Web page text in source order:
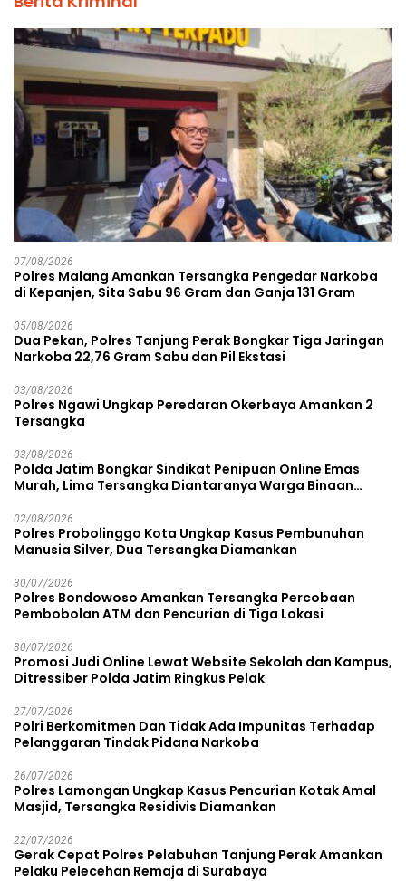
07/08/2026
Polres Malang Amankan Tersangka Pengedar Narkoba
di Kepanjen, Sita Sabu 96 Gram dan Ganja 131 Gram
05/08/2026
Dua Pekan, Polres Tanjung Perak Bongkar Tiga Jaringan
Narkoba 22,76 Gram Sabu dan Pil Ekstasi
03/08/2026
Polres Ngawi Ungkap Peredaran Okerbaya Amankan 2
Tersangka
03/08/2026
Polda Jatim Bongkar Sindikat Penipuan Online Emas
Murah, Lima Tersangka Diantaranya Warga Binaan
02/08/2026
Polres Probolinggo Kota Ungkap Kasus Pembunuhan
Manusia Silver, Dua Tersangka Diamankan
30/07/2026
Polres Bondowoso Amankan Tersangka Percobaan
Pembobolan ATM dan Pencurian di Tiga Lokasi
30/07/2026
Promosi Judi Online Lewat Website Sekolah dan Kampus,
Ditressiber Polda Jatim Ringkus Pelak
27/07/2026
Polri Berkomitmen Dan Tidak Ada Impunitas Terhadap
Pelanggaran Tindak Pidana Narkoba
26/07/2026
Polres Lamongan Ungkap Kasus Pencurian Kotak Amal
Masjid, Tersangka Residivis Diamankan
22/07/2026
Gerak Cepat Polres Pelabuhan Tanjung Perak Amankan
Pelaku Pelecehan Remaja di Surabaya